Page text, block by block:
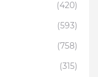
(420)
(593)
(758)
(315)